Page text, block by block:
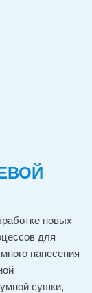
новых
для
нанесения
сушки,